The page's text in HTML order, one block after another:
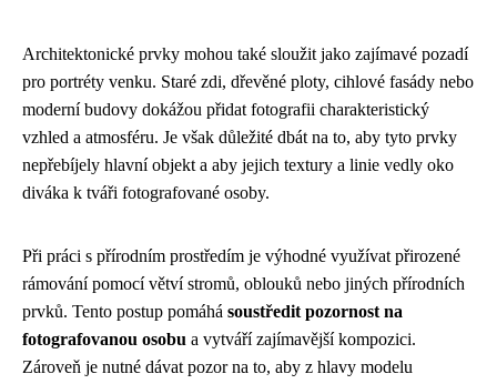
Architektonické prvky mohou také sloužit jako zajímavé pozadí
pro portréty venku. Staré zdi, dřevěné ploty, cihlové fasády nebo
moderní budovy dokážou přidat fotografii charakteristický
vzhled a atmosféru. Je však důležité dbát na to, aby tyto prvky
nepřebíjely hlavní objekt a aby jejich textury a linie vedly oko
diváka k tváři fotografované osoby.
Při práci s přírodním prostředím je výhodné využívat přirozené
rámování pomocí větví stromů, oblouků nebo jiných přírodních
prvků. Tento postup pomáhá soustředit pozornost na
fotografovanou osobu a vytváří zajímavější kompozici.
Zároveň je nutné dávat pozor na to, aby z hlavy modelu